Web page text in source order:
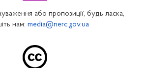
або пропозиції, будь ласка,
нам: media@nerc.gov.ua